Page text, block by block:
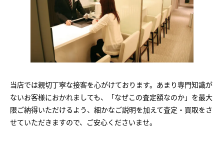
当店では親切丁寧な接客を心がけております。あまり専門知識が
ないお客様におかれましても、「なぜこの査定額なのか」を最大
限ご納得いただけるよう、細かなご説明を加えて査定・買取をさ
せていただきますので、ご安心くださいませ。